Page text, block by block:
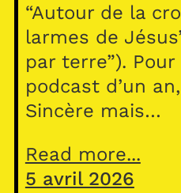
“Autour de la
larmes de
par terre”).
podcast d’un
Sincère mais…
Read more...
5 avril 2026